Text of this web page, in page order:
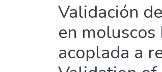
Validación
en
acoplada a